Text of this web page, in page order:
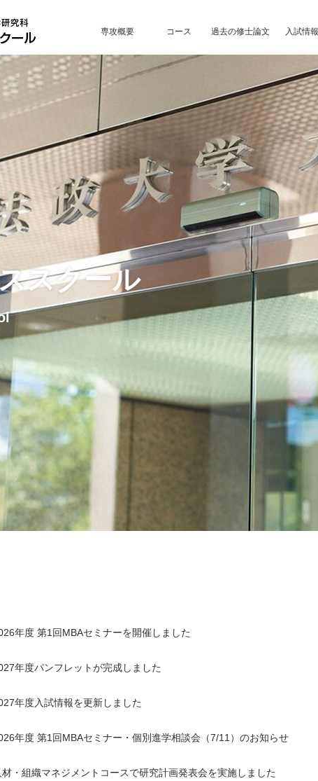
専攻概要 コース 過去の修士論文 入試情報
スクール
年度 第1回MBAセミナーを開催しました
年度パンフレットが完成しました
年度入試情報を更新しました
年度 第1回MBAセミナー・個別進学相談会（7/11）のお知らせ
材・組織マネジメントコースで研究計画発表会を実施しました